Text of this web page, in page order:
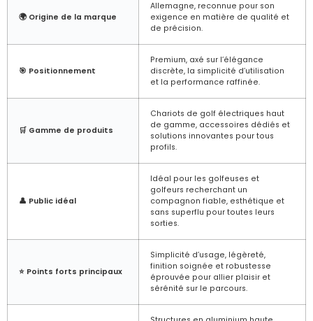
🌍 Origine de la marque
Allemagne, reconnue pour son
exigence en matière de qualité et
de précision.
🎯 Positionnement
Premium, axé sur l’élégance
discrète, la simplicité d’utilisation
et la performance raffinée.
🛒 Gamme de produits
Chariots de golf électriques haut
de gamme, accessoires dédiés et
solutions innovantes pour tous
profils.
👤 Public idéal
Idéal pour les golfeuses et
golfeurs recherchant un
compagnon fiable, esthétique et
sans superflu pour toutes leurs
sorties.
⭐ Points forts principaux
Simplicité d’usage, légèreté,
finition soignée et robustesse
éprouvée pour allier plaisir et
sérénité sur le parcours.